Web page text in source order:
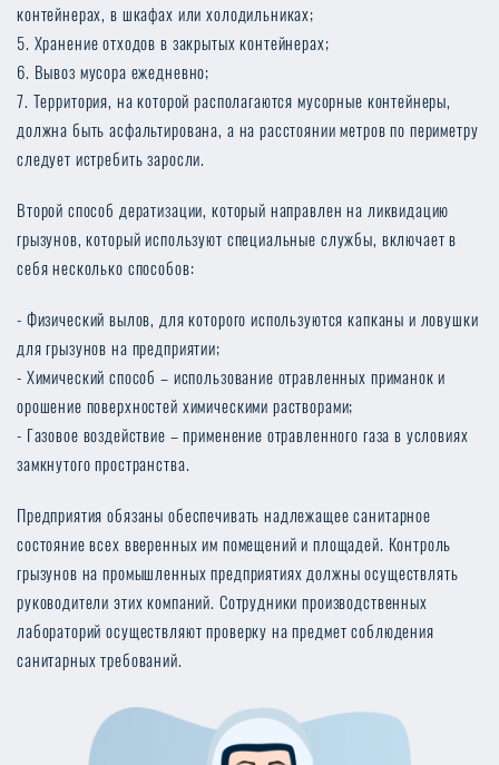
контейнерах, в шкафах или холодильниках;
Хранение отходов в закрытых контейнерах;
Вывоз мусора ежедневно;
Территория, на которой располагаются мусорные контейнеры,
должна быть асфальтирована, а на расстоянии метров по периметру
следует истребить заросли.
Второй способ дератизации, который направлен на ликвидацию
грызунов, который используют специальные службы, включает в
себя несколько способов:
Физический вылов, для которого используются капканы и ловушки
для грызунов на предприятии;
Химический способ – использование отравленных приманок и
орошение поверхностей химическими растворами;
Газовое воздействие – применение отравленного газа в условиях
замкнутого пространства.
Предприятия обязаны обеспечивать надлежащее санитарное
состояние всех вверенных им помещений и площадей. Контроль
грызунов на промышленных предприятиях должны осуществлять
руководители этих компаний. Сотрудники производственных
лабораторий осуществляют проверку на предмет соблюдения
санитарных требований.